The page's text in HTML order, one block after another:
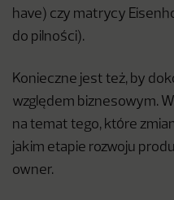
have) czy matrycy
do pilności).
Konieczne jest też, by
względem biznesowym.
na temat tego, które
jakim etapie rozwoju
owner.